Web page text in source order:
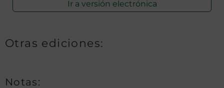
Ir a versión electrónica
Otras ediciones:
Notas: